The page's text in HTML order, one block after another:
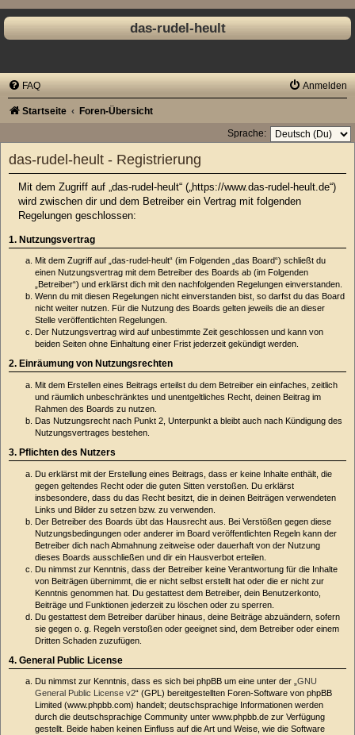
das-rudel-heult
FAQ Anmelden
Startseite Foren-Übersicht
Sprache:
das-rudel-heult - Registrierung
Mit dem Zugriff auf „das-rudel-heult“ („https://www.das-rudel-heult.de“)
wird zwischen dir und dem Betreiber ein Vertrag mit folgenden
Regelungen geschlossen:
1. Nutzungsvertrag
Mit dem Zugriff auf „das-rudel-heult“ (im Folgenden „das Board“) schließt du
einen Nutzungsvertrag mit dem Betreiber des Boards ab (im Folgenden
„Betreiber“) und erklärst dich mit den nachfolgenden Regelungen einverstanden.
Wenn du mit diesen Regelungen nicht einverstanden bist, so darfst du das Board
nicht weiter nutzen. Für die Nutzung des Boards gelten jeweils die an dieser
Stelle veröffentlichten Regelungen.
Der Nutzungsvertrag wird auf unbestimmte Zeit geschlossen und kann von
beiden Seiten ohne Einhaltung einer Frist jederzeit gekündigt werden.
2. Einräumung von Nutzungsrechten
Mit dem Erstellen eines Beitrags erteilst du dem Betreiber ein einfaches, zeitlich
und räumlich unbeschränktes und unentgeltliches Recht, deinen Beitrag im
Rahmen des Boards zu nutzen.
Das Nutzungsrecht nach Punkt 2, Unterpunkt a bleibt auch nach Kündigung des
Nutzungsvertrages bestehen.
3. Pflichten des Nutzers
Du erklärst mit der Erstellung eines Beitrags, dass er keine Inhalte enthält, die
gegen geltendes Recht oder die guten Sitten verstoßen. Du erklärst
insbesondere, dass du das Recht besitzt, die in deinen Beiträgen verwendeten
Links und Bilder zu setzen bzw. zu verwenden.
Der Betreiber des Boards übt das Hausrecht aus. Bei Verstößen gegen diese
Nutzungsbedingungen oder anderer im Board veröffentlichten Regeln kann der
Betreiber dich nach Abmahnung zeitweise oder dauerhaft von der Nutzung
dieses Boards ausschließen und dir ein Hausverbot erteilen.
Du nimmst zur Kenntnis, dass der Betreiber keine Verantwortung für die Inhalte
von Beiträgen übernimmt, die er nicht selbst erstellt hat oder die er nicht zur
Kenntnis genommen hat. Du gestattest dem Betreiber, dein Benutzerkonto,
Beiträge und Funktionen jederzeit zu löschen oder zu sperren.
Du gestattest dem Betreiber darüber hinaus, deine Beiträge abzuändern, sofern
sie gegen o. g. Regeln verstoßen oder geeignet sind, dem Betreiber oder einem
Dritten Schaden zuzufügen.
4. General Public License
Du nimmst zur Kenntnis, dass es sich bei phpBB um eine unter der „GNU
General Public License v2“ (GPL) bereitgestellten Foren-Software von phpBB
Limited (www.phpbb.com) handelt; deutschsprachige Informationen werden
durch die deutschsprachige Community unter www.phpbb.de zur Verfügung
gestellt. Beide haben keinen Einfluss auf die Art und Weise, wie die Software